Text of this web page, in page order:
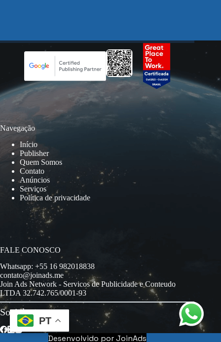
Navegação
Início
Publisher
Quem Somos
Contato
Anúncios
Serviços
Política de privacidade
FALE CONOSCO
Whatsapp: +55 16 982018838
contato@joinads.me
Join Ads Network - Servicos de Publicidade e Conteudo
LTDA 32.742.765/0001-93
Socials
Desenvolvido por JoinAds
PT